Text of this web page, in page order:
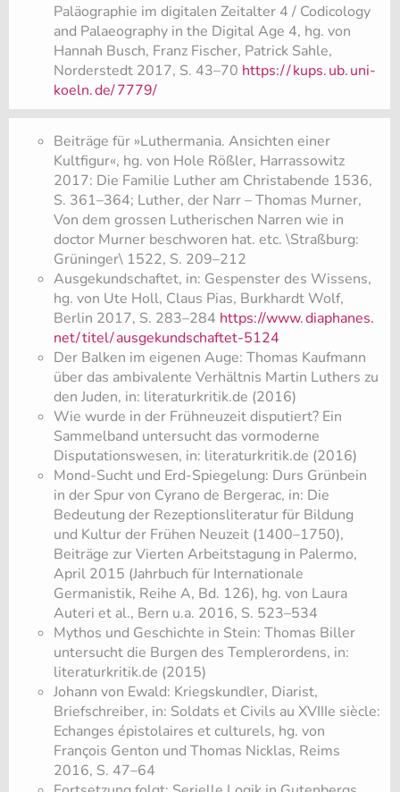
Paläographie im digitalen Zeitalter 4 / Codicology
and Palaeography in the Digital Age 4, hg. von
Hannah Busch, Franz Fischer, Patrick Sahle,
Norderstedt 2017, S. 43–70 https://kups.ub.uni-
koeln.de/7779/
Beiträge für »Luthermania. Ansichten einer
Kultfigur«, hg. von Hole Rößler, Harrassowitz
2017: Die Familie Luther am Christabende 1536,
S. 361–364; Luther, der Narr – Thomas Murner,
Von dem grossen Lutherischen Narren wie in
doctor Murner beschworen hat. etc. \Straßburg:
Grüninger\ 1522, S. 209–212
Ausgekundschaftet, in: Gespenster des Wissens,
hg. von Ute Holl, Claus Pias, Burkhardt Wolf,
Berlin 2017, S. 283–284 https://www.diaphanes.
net/titel/ausgekundschaftet-5124
Der Balken im eigenen Auge: Thomas Kaufmann
über das ambivalente Verhältnis Martin Luthers zu
den Juden, in: literaturkritik.de (2016)
Wie wurde in der Frühneuzeit disputiert? Ein
Sammelband untersucht das vormoderne
Disputationswesen, in: literaturkritik.de (2016)
Mond-Sucht und Erd-Spiegelung: Durs Grünbein
in der Spur von Cyrano de Bergerac, in: Die
Bedeutung der Rezeptionsliteratur für Bildung
und Kultur der Frühen Neuzeit (1400–1750),
Beiträge zur Vierten Arbeitstagung in Palermo,
April 2015 (Jahrbuch für Internationale
Germanistik, Reihe A, Bd. 126), hg. von Laura
Auteri et al., Bern u.a. 2016, S. 523–534
Mythos und Geschichte in Stein: Thomas Biller
untersucht die Burgen des Templerordens, in:
literaturkritik.de (2015)
Johann von Ewald: Kriegskundler, Diarist,
Briefschreiber, in: Soldats et Civils au XVIIIe siècle:
Echanges épistolaires et culturels, hg. von
François Genton und Thomas Nicklas, Reims
2016, S. 47–64